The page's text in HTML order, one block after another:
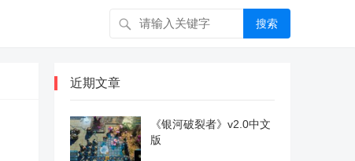
搜索
近期文章
《银河破裂者》v2.0中文
版